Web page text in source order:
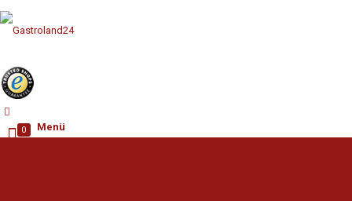
0 Menü